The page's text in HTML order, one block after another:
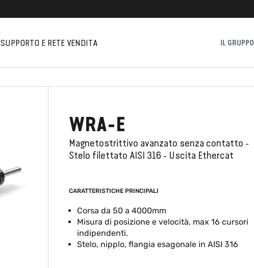
SUPPORTO E RETE VENDITA IL GRUPPO
WRA-E
Magnetostrittivo avanzato senza contatto -
Stelo filettato AISI 316 - Uscita Ethercat
CARATTERISTICHE PRINCIPALI
Corsa da 50 a 4000mm
Misura di posizione e velocità, max 16 cursori
indipendenti.
Stelo, nipplo, flangia esagonale in AISI 316